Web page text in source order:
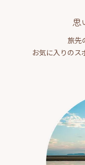
思
旅先
お気に入りのス